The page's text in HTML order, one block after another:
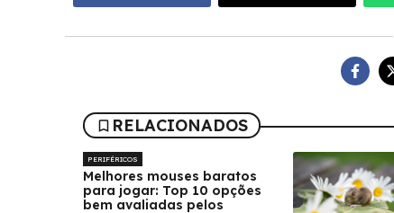
RELACIONADOS
PERIFÉRICOS
Melhores mouses baratos
para jogar: Top 10 opções
bem avaliadas pelos